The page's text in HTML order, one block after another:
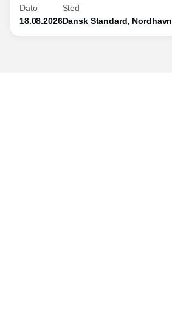
Dato
18.08.2026
Sted
Dansk Standard, Nordhavn